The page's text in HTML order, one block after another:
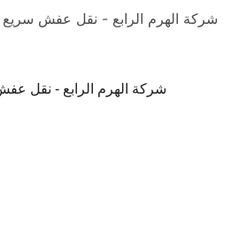
شركة الهرم الرابع - نقل عفش سريع في جدة